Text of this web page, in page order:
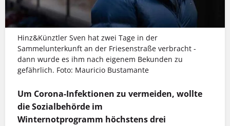
Hinz&Künztler Sven hat zwei Tage in der
Sammelunterkunft an der Friesenstraße verbracht -
dann wurde es ihm nach eigenem Bekunden zu
gefährlich. Foto: Mauricio Bustamante
Um Corona-Infektionen zu vermeiden, wollte
die Sozialbehörde im
Winternotprogramm höchstens drei